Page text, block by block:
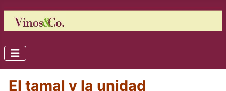
El tamal y la unidad